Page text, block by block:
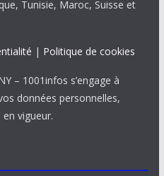
Tunisie, Maroc, Suisse et
| Politique de cookies
– 1001infos s’engage à
données personnelles,
vigueur.